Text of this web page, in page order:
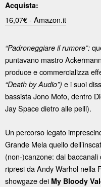
Acquista:
16,07€ - Amazon.it
“Padroneggiare il rumore”:
puntavano mastro
produce e commercializza
“Death by Audio”) e i suoi
bassista Jono Mofo, dentro
Jay Space dietro alle pelli).
Un percorso legato
Grande Mela quello
(non-)canzone: dai baccanali
ripresi da Andy Warhol nella
showgaze dei My Bloody